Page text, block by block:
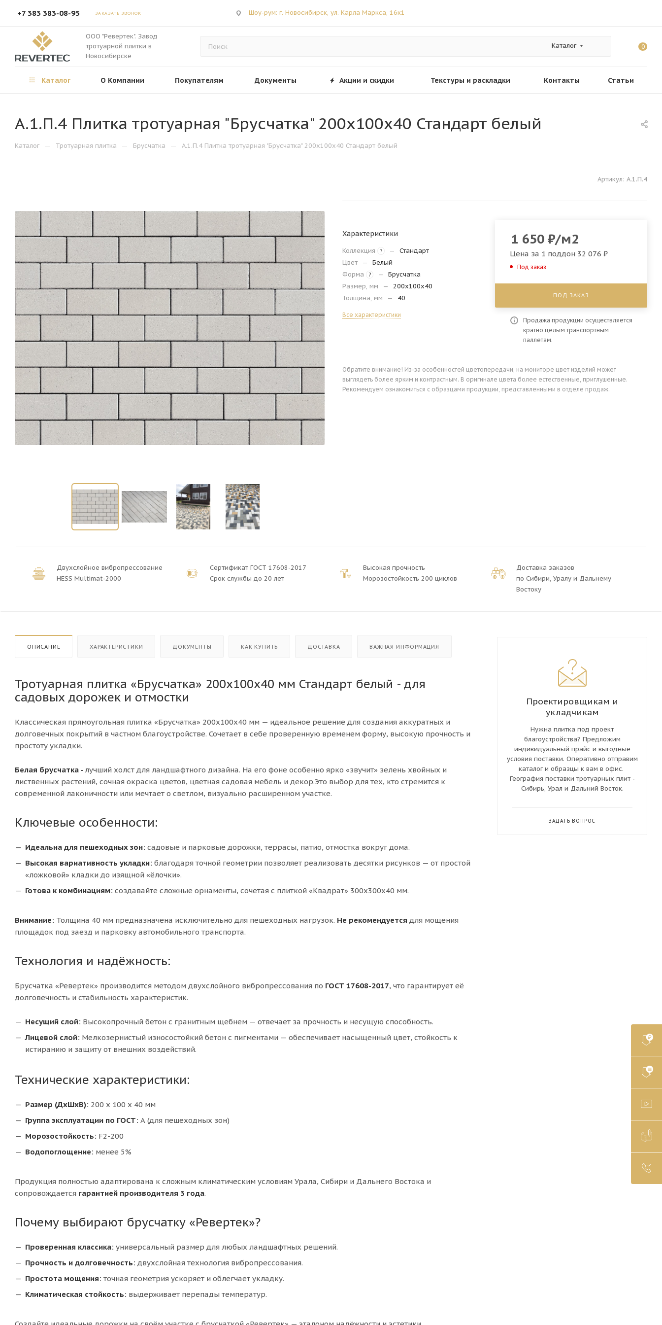
+7 383 383-08-95 ЗАКАЗАТЬ ЗВОНОК Шоу-рум: г. Новосибирск, ул. Карла Маркса, 16к1
ООО "Ревертек". Завод
тротуарной плитки в
Новосибирске
Каталог 0
Каталог О Компании Покупателям Документы Акции и скидки Текстуры и раскладки Контакты Статьи
А.1.П.4 Плитка тротуарная "Брусчатка" 200х100х40 Стандарт белый
Каталог — Тротуарная плитка — Брусчатка — А.1.П.4 Плитка тротуарная "Брусчатка" 200х100х40 Стандарт белый
Артикул: А.1.П.4
Характеристики
Коллекция ? —
Стандарт
Цвет
—
Белый
Форма
? —
Брусчатка
Размер, мм
—
200х100х40
Толщина, мм
— 40
Все характеристики
1 650₽/м2
Цена за 1 поддон 32 076 ₽
Под заказ
ПОД ЗАКАЗ
Продажа продукции осуществляется
кратно целым транспортным
паллетам.
Обратите внимание! Из-за особенностей цветопередачи, на мониторе цвет изделий может
выглядеть более ярким и контрастным. В оригинале цвета более естественные, приглушенные.
Рекомендуем ознакомиться с образцами продукции, представленными в отделе продаж.
Двухслойное вибропрессование
HESS Multimat-2000
Сертификат ГОСТ 17608-2017
Срок службы до 20 лет
Высокая прочность
Морозостойкость 200 циклов
Доставка заказов
по Сибири, Уралу и Дальнему
Востоку
ОПИСАНИЕ ХАРАКТЕРИСТИКИ ДОКУМЕНТЫ КАК КУПИТЬ ДОСТАВКА ВАЖНАЯ ИНФОРМАЦИЯ
Тротуарная плитка «Брусчатка» 200х100х40 мм Стандарт белый - для
садовых дорожек и отмостки
Классическая прямоугольная плитка «Брусчатка» 200х100х40 мм — идеальное решение для создания аккуратных и
долговечных покрытий в частном благоустройстве. Сочетает в себе проверенную временем форму, высокую прочность и
простоту укладки.
Белая брусчатка - лучший холст для ландшафтного дизайна. На его фоне особенно ярко «звучит» зелень хвойных и
лиственных растений, сочная окраска цветов, цветная садовая мебель и декор.Это выбор для тех, кто стремится к
современной лаконичности или мечтает о светлом, визуально расширенном участке.
Ключевые особенности:
Идеальна для пешеходных зон: садовые и парковые дорожки, террасы, патио, отмостка вокруг дома.
Высокая вариативность укладки: благодаря точной геометрии позволяет реализовать десятки рисунков — от простой
«ложковой» кладки до изящной «ёлочки».
Готова к комбинациям: создавайте сложные орнаменты, сочетая с плиткой «Квадрат» 300х300х40 мм.
Внимание: Толщина 40 мм предназначена исключительно для пешеходных нагрузок. Не рекомендуется для мощения
площадок под заезд и парковку автомобильного транспорта.
Технология и надёжность:
Брусчатка «Ревертек» производится методом двухслойного вибропрессования по ГОСТ 17608-2017, что гарантирует её
долговечность и стабильность характеристик.
Несущий слой: Высокопрочный бетон с гранитным щебнем — отвечает за прочность и несущую способность.
Лицевой слой: Мелкозернистый износостойкий бетон с пигментами — обеспечивает насыщенный цвет, стойкость к
истиранию и защиту от внешних воздействий.
Технические характеристики:
Размер (ДхШхВ): 200 x 100 x 40 мм
Группа эксплуатации по ГОСТ: А (для пешеходных зон)
Морозостойкость: F2-200
Водопоглощение: менее 5%
Продукция полностью адаптирована к сложным климатическим условиям Урала, Сибири и Дальнего Востока и
сопровождается гарантией производителя 3 года.
Почему выбирают брусчатку «Ревертек»?
Проверенная классика: универсальный размер для любых ландшафтных решений.
Прочность и долговечность: двухслойная технология вибропрессования.
Простота мощения: точная геометрия ускоряет и облегчает укладку.
Климатическая стойкость: выдерживает перепады температур.
Проектировщикам и
укладчикам
Нужна плитка под проект
благоустройства? Предложим
индивидуальный прайс и выгодные
условия поставки. Оперативно отправим
каталог и образцы к вам в офис.
География поставки тротуарных плит -
Сибирь, Урал и Дальний Восток.
ЗАДАТЬ ВОПРОС